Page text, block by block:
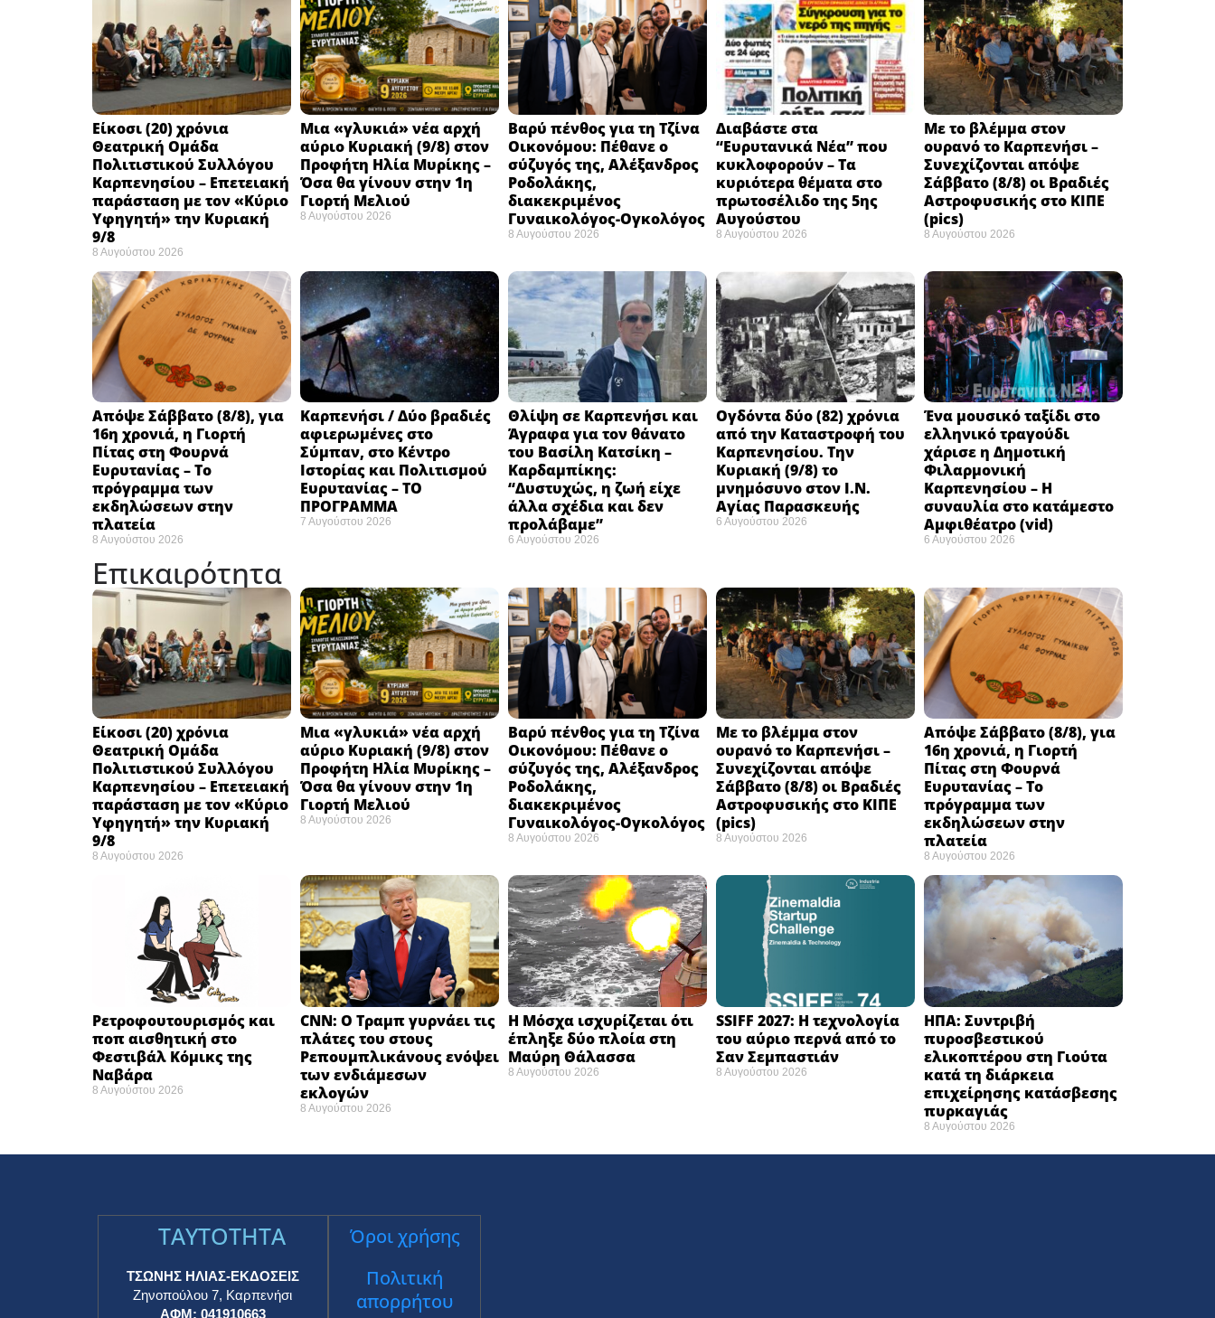
Eίκοσι (20) χρόνια
Θεατρική Ομάδα
Πολιτιστικού Συλλόγου
Καρπενησίου – Επετειακή
παράσταση με τον «Κύριο
Υφηγητή» την Κυριακή
9/8
8 Αυγούστου 2026
Μια «γλυκιά» νέα αρχή
αύριο Κυριακή (9/8) στον
Προφήτη Ηλία Μυρίκης –
Όσα θα γίνουν στην 1η
Γιορτή Μελιού
8 Αυγούστου 2026
Βαρύ πένθος για τη Τζίνα
Οικονόμου: Πέθανε ο
σύζυγός της, Αλέξανδρος
Ροδολάκης,
διακεκριμένος
Γυναικολόγος-Ογκολόγος
8 Αυγούστου 2026
Διαβάστε στα
“Ευρυτανικά Νέα” που
κυκλοφορούν – Τα
κυριότερα θέματα στο
πρωτοσέλιδο της 5ης
Αυγούστου
8 Αυγούστου 2026
Με το βλέμμα στον
ουρανό το Καρπενήσι –
Συνεχίζονται απόψε
Σάββατο (8/8) οι Βραδιές
Αστροφυσικής στο ΚΙΠΕ
(pics)
8 Αυγούστου 2026
Απόψε Σάββατο (8/8), για
16η χρονιά, η Γιορτή
Πίτας στη Φουρνά
Ευρυτανίας – Το
πρόγραμμα των
εκδηλώσεων στην
πλατεία
8 Αυγούστου 2026
Καρπενήσι / Δύο βραδιές
αφιερωμένες στο
Σύμπαν, στο Κέντρο
Ιστορίας και Πολιτισμού
Ευρυτανίας – ΤΟ
ΠΡΟΓΡΑΜΜΑ
7 Αυγούστου 2026
Θλίψη σε Καρπενήσι και
Άγραφα για τον θάνατο
του Βασίλη Κατσίκη –
Καρδαμπίκης:
“Δυστυχώς, η ζωή είχε
άλλα σχέδια και δεν
προλάβαμε”
6 Αυγούστου 2026
Ογδόντα δύο (82) χρόνια
από την Καταστροφή του
Καρπενησίου. Την
Κυριακή (9/8) το
μνημόσυνο στον Ι.Ν.
Αγίας Παρασκευής
6 Αυγούστου 2026
Ένα μουσικό ταξίδι στο
ελληνικό τραγούδι
χάρισε η Δημοτική
Φιλαρμονική
Καρπενησίου – Η
συναυλία στο κατάμεστο
Αμφιθέατρο (vid)
6 Αυγούστου 2026
Επικαιρότητα
Eίκοσι (20) χρόνια
Θεατρική Ομάδα
Πολιτιστικού Συλλόγου
Καρπενησίου – Επετειακή
παράσταση με τον «Κύριο
Υφηγητή» την Κυριακή
9/8
8 Αυγούστου 2026
Μια «γλυκιά» νέα αρχή
αύριο Κυριακή (9/8) στον
Προφήτη Ηλία Μυρίκης –
Όσα θα γίνουν στην 1η
Γιορτή Μελιού
8 Αυγούστου 2026
Βαρύ πένθος για τη Τζίνα
Οικονόμου: Πέθανε ο
σύζυγός της, Αλέξανδρος
Ροδολάκης,
διακεκριμένος
Γυναικολόγος-Ογκολόγος
8 Αυγούστου 2026
Με το βλέμμα στον
ουρανό το Καρπενήσι –
Συνεχίζονται απόψε
Σάββατο (8/8) οι Βραδιές
Αστροφυσικής στο ΚΙΠΕ
(pics)
8 Αυγούστου 2026
Απόψε Σάββατο (8/8), για
16η χρονιά, η Γιορτή
Πίτας στη Φουρνά
Ευρυτανίας – Το
πρόγραμμα των
εκδηλώσεων στην
πλατεία
8 Αυγούστου 2026
Ρετροφουτουρισμός και
ποπ αισθητική στο
Φεστιβάλ Κόμικς της
Ναβάρα ​
8 Αυγούστου 2026
CNN: Ο Τραμπ γυρνάει τις
πλάτες του στους
Ρεπουμπλικάνους ενόψει
των ενδιάμεσων
εκλογών ​
8 Αυγούστου 2026
Η Μόσχα ισχυρίζεται ότι
έπληξε δύο πλοία στη
Μαύρη Θάλασσα ​
8 Αυγούστου 2026
SSIFF 2027: Η τεχνολογία
του αύριο περνά από το
Σαν Σεμπαστιάν ​
8 Αυγούστου 2026
ΗΠΑ: Συντριβή
πυροσβεστικού
ελικοπτέρου στη Γιούτα
κατά τη διάρκεια
επιχείρησης κατάσβεσης
πυρκαγιάς ​
8 Αυγούστου 2026
TAYTOTHTA
ΤΣΩΝΗΣ ΗΛΙΑΣ-ΕΚΔΟΣΕΙΣ
Ζηνοπούλου 7, Καρπενήσι
ΑΦΜ: 041910663
Όροι χρήσης
Πολιτική
απορρήτου